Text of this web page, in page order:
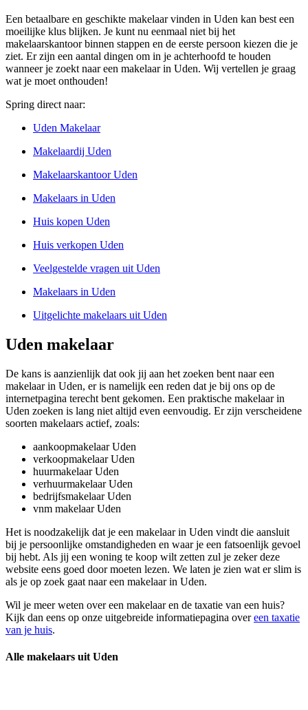
Een betaalbare en geschikte makelaar vinden in Uden kan best een
moeilijke klus blijken. Je kunt nu eenmaal niet bij het
makelaarskantoor binnen stappen en de eerste persoon kiezen die je
ziet. Er zijn een aantal dingen om in je achterhoofd te houden
wanneer je zoekt naar een makelaar in Uden. Wij vertellen je graag
wat je moet onthouden!
Spring direct naar:
Uden Makelaar
Makelaardij Uden
Makelaarskantoor Uden
Makelaars in Uden
Huis kopen Uden
Huis verkopen Uden
Veelgestelde vragen uit Uden
Makelaars in Uden
Uitgelichte makelaars uit Uden
Uden makelaar
De kans is aanzienlijk dat ook jij aan het zoeken bent naar een
makelaar in Uden, er is namelijk een reden dat je bij ons op de
internetpagina terecht bent gekomen. Een praktische makelaar in
Uden zoeken is lang niet altijd even eenvoudig. Er zijn verscheidene
soorten makelaars actief, zoals:
aankoopmakelaar Uden
verkoopmakelaar Uden
huurmakelaar Uden
verhuurmakelaar Uden
bedrijfsmakelaar Uden
vnm makelaar Uden
Het is noodzakelijk dat je een makelaar in Uden vindt die aansluit
bij je persoonlijke omstandigheden en waar je een fatsoenlijk gevoel
bij hebt. Als jij een woning te koop wilt zetten zul je zeker deze
website eens goed door moeten lezen. We laten je zien wat er slim is
als je op zoek gaat naar een makelaar in Uden.
Wil je meer weten over een makelaar en de taxatie van een huis?
Kijk dan eens op onze uitgebreide informatiepagina overeen taxatie
van je huis.
Alle makelaars uit Uden